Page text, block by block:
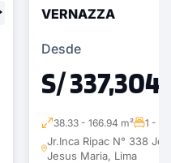
VERNAZZA
Desde
S/ 337,304
38.33 - 166.94 m² 1 - 3
Jr.Inca Ripac N° 338
Jesus Maria, Lima